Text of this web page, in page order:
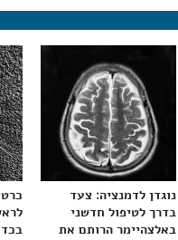
נוגדן לדמנציה: צעד
בדרך לטיפול חדשני
באלצהיימר הרותם את